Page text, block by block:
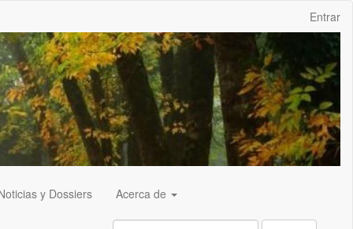
Entrar
y Dossiers Acerca de